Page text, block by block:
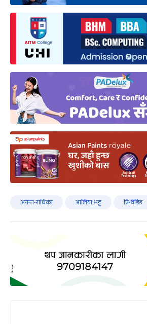
अनन्त-राधिका आलिया भट्ट प्रि-वेडिङ